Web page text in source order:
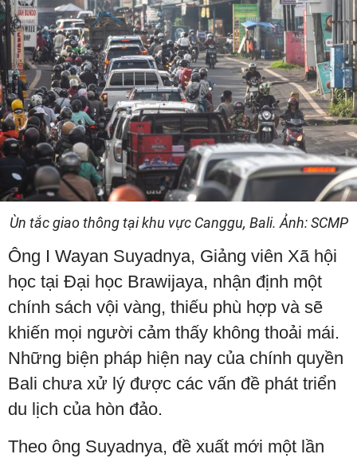
Ùn tắc giao thông tại khu vực Canggu, Bali. Ảnh: SCMP
Ông I Wayan Suyadnya, Giảng viên Xã hội
học tại Đại học Brawijaya, nhận định một
chính sách vội vàng, thiếu phù hợp và sẽ
khiến mọi người cảm thấy không thoải mái.
Những biện pháp hiện nay của chính quyền
Bali chưa xử lý được các vấn đề phát triển
du lịch của hòn đảo.
Theo ông Suyadnya, đề xuất mới một lần